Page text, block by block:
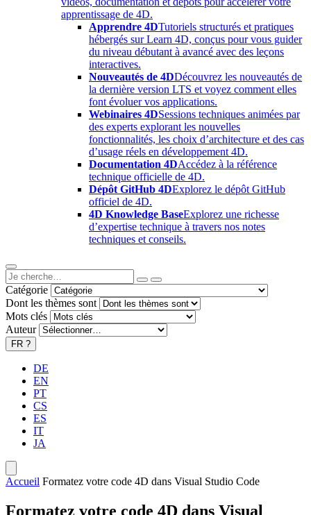
apprentissage de 4D.
Apprendre 4DTutoriels structurés et pratiques
hébergés sur Learn 4D, conçus pour vous guider
du niveau débutant à avancé avec des leçons
interactives.
Nouveautés de 4DDécouvrez les nouveautés de
la dernière version LTS et voyez comment elles
font évoluer vos applications.
Webinaires 4DSessions techniques animées par
des experts explorant les nouvelles
fonctionnalités, les choix d’architecture et des cas
d’usage réels en développement 4D.
Documentation 4DAccédez à la référence
technique officielle de 4D.
Dépôt GitHub 4DExplorez le dépôt GitHub
officiel de 4D.
4D Knowledge BaseExplorez une richesse
d’expertise technique à travers nos notes
techniques et conseils.
Catégorie
Dont les thèmes sont
Mots clés
Auteur
FR ?
DE
EN
PT
CS
ES
IT
JA
Accueil Formatez votre code 4D dans Visual Studio Code
Formatez votre code 4D dans Visual